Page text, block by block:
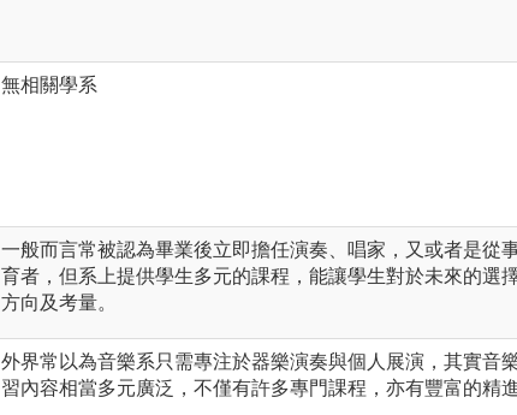
無相關學系
一般而言常被認為畢業後立即擔任演奏、唱家，又或者是從
育者，但系上提供學生多元的課程，能讓學生對於未來的選
方向及考量。
外界常以為音樂系只需專注於器樂演奏與個人展演，其實音
習內容相當多元廣泛，不僅有許多專門課程，亦有豐富的精進